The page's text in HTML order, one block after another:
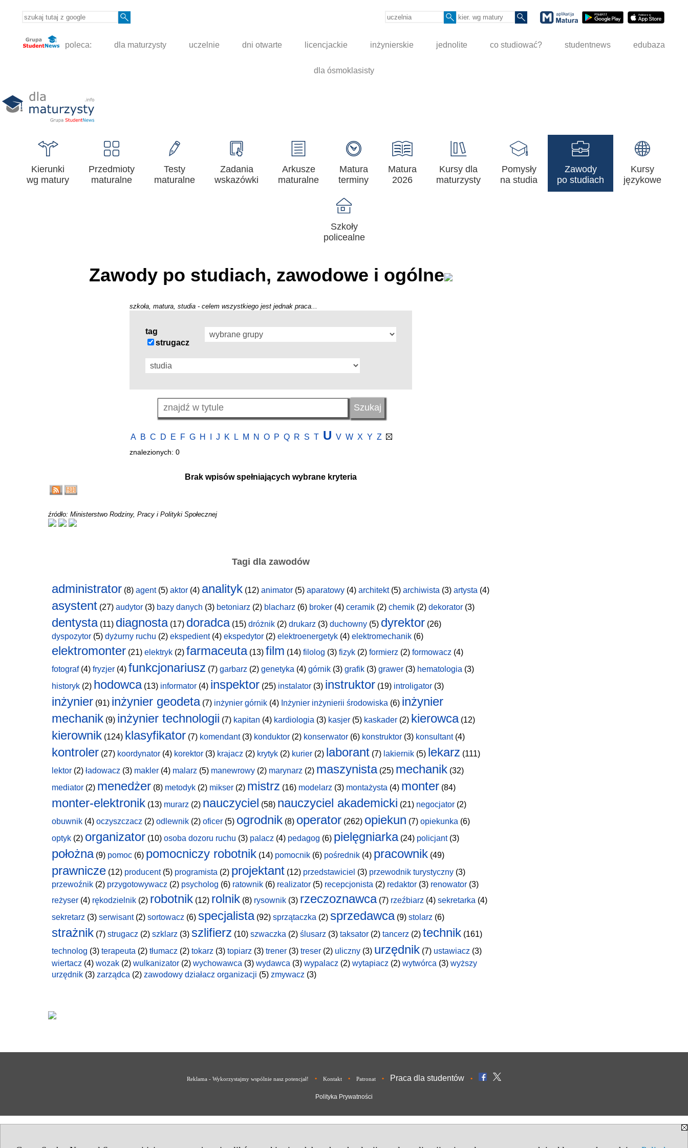
poleca: dla maturzysty uczelnie dni otwarte licencjackie inżynierskie jednolite co studiować? studentnews edubaza
dla ósmoklasisty
Kierunki
wg matury
Przedmioty
maturalne
Testy
maturalne
Zadania
wskazówki
Arkusze
maturalne
Matura
terminy
Matura
2026
Kursy dla
maturzysty
Pomysły
na studia
Zawody
po studiach
Kursy
językowe
Szkoły
policealne
Zawody po studiach, zawodowe i ogólne
szkoła, matura, studia - celem wszystkiego jest jednak praca...
tag
strugacz
A B C D E F G H J K L M N O P Q R S T U V W X Y Z
znalezionych: 0
Brak wpisów spełniających wybrane kryteria
źródło: Ministerstwo Rodziny, Pracy i Polityki Społecznej
Tagi dla zawodów
administrator (8) agent(5) aktor (4) analityk (12) animator (5) aparatowy (4) architekt(5) archiwista (3) artysta (4)
asystent (27) audytor (3) bazy danych (3) betoniarz (2) blacharz (6) broker (4) ceramik (2) chemik (2) dekorator (3)
dentysta(11) diagnosta(17) doradca(15) dróżnik (2) drukarz (3) duchowny (5) dyrektor (26)
dyspozytor (5) dyżurny ruchu (2) ekspedient(4) ekspedytor (2) elektroenergetyk (4) elektromechanik (6)
elektromonter (21) elektryk (2) farmaceuta(13) film (14) filolog (3) fizyk (2) formierz (2) formowacz (4)
fotograf(4) fryzjer (4) funkcjonariusz (7) garbarz (2) genetyka (4) górnik (3) grafik (3) grawer (3) hematologia (3)
historyk (2) hodowca(13) informator (4) inspektor (25) instalator (3) instruktor (19) introligator (3)
inżynier (91) inżynier geodeta(7) inżynier górnik (4) Inżynier inżynierii środowiska (6) inżynier
mechanik (9) inżynier technologii (7) kapitan (4) kardiologia (3) kasjer (5) kaskader (2) kierowca(12)
kierownik (124) klasyfikator (7) komendant(3) konduktor (2) konserwator (6) konstruktor (3) konsultant(4)
kontroler (27) koordynator (4) korektor (3) krajacz (2) krytyk (2) kurier (2) laborant (7) lakiernik (5) lekarz (111)
lektor (2) ładowacz (3) makler (4) malarz (5) manewrowy (2) marynarz (2) maszynista(25) mechanik (32)
mediator (2) menedżer (8) metodyk (2) mikser (2) mistrz (16) modelarz (3) montażysta (4) monter (84)
monter-elektronik (13) murarz (2) nauczyciel (58) nauczyciel akademicki (21) negocjator (2)
obuwnik (4) oczyszczacz (2) odlewnik (2) oficer (5) ogrodnik (8) operator (262) opiekun (7) opiekunka (6)
optyk (2) organizator (10) osoba dozoru ruchu (3) palacz (4) pedagog (6) pielęgniarka(24) policjant(3)
położna(9) pomoc (6) pomocniczy robotnik (14) pomocnik (6) pośrednik (4) pracownik (49)
prawnicze (12) producent(5) programista (2) projektant (12) przedstawiciel (3) przewodnik turystyczny (3)
przewoźnik (2) przygotowywacz (2) psycholog (6) ratownik (6) realizator (5) recepcjonista (2) redaktor (3) renowator (3)
reżyser (4) rękodzielnik (2) robotnik (12) rolnik (8) rysownik (3) rzeczoznawca(7) rzeźbiarz (4) sekretarka (4)
sekretarz (3) serwisant(2) sortowacz (6) specjalista(92) sprzątaczka (2) sprzedawca(9) stolarz (6)
strażnik (7) strugacz (2) szklarz (3) szlifierz (10) szwaczka (2) ślusarz (3) taksator (2) tancerz (2) technik (161)
technolog (3) terapeuta (2) tłumacz (2) tokarz (3) topiarz (3) trener (3) treser (2) uliczny (3) urzędnik (7) ustawiacz (3)
wiertacz (4) wozak (2) wulkanizator (2) wychowawca (3) wydawca (3) wypalacz (2) wytapiacz (2) wytwórca (3) wyższy
urzędnik (3) zarządca (2) zawodowy działacz organizacji (5) zmywacz (3)
Reklama - Wykorzystajmy wspólnie nasz potencjał! • Kontakt • Patronat • Praca dla studentów •
Polityka Prywatności